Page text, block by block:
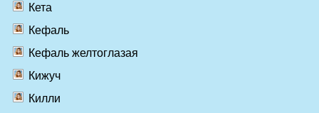
Кета
Кефаль
Кефаль желтоглазая
Кижуч
Килли